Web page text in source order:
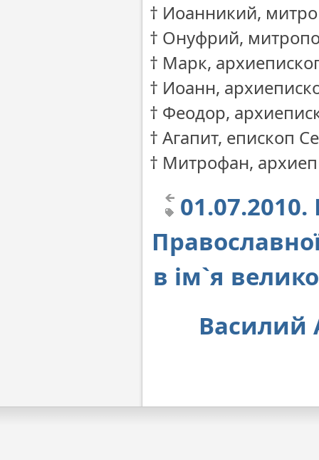
† Иоанникий,
† Онуфрий,
† Марк,
† Иоанн,
† Феодор,
† Агапит, епископ
† Митрофан,
в ім`я
Василий